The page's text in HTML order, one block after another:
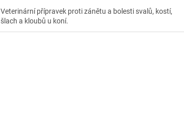
Veterinární přípravek proti zánětu a bolesti svalů, kostí,
šlach a kloubů u koní.